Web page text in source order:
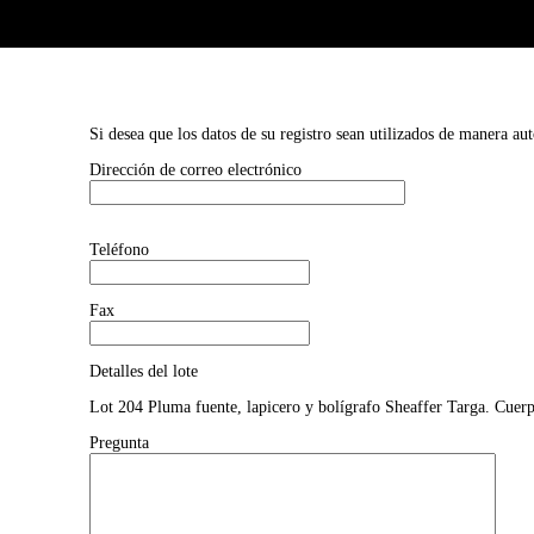
Si desea que los datos de su registro sean utilizados de manera
Dirección de correo electrónico
Teléfono
Fax
Detalles del lote
Lot 204 Pluma fuente, lapicero y bolígrafo Sheaffer Targa.
Pregunta